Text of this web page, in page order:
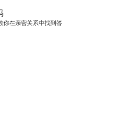
你在亲密关系中找到答